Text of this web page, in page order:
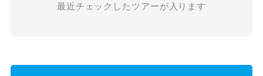
最近チェックしたツアーが入ります